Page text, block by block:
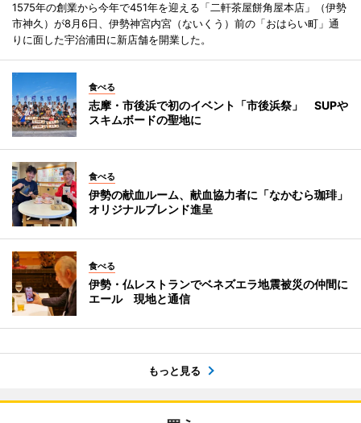
1575年の創業から今年で451年を迎える「二軒茶屋餅角屋本店」（伊勢
市神久）が8月6日、伊勢神宮内宮（ないくう）前の「おはらい町」通
りに面した宇治浦田に新店舗を開業した。
食べる
志摩・市後浜で初のイベント「市後浜祭」 SUPや
スキムボードの聖地に
食べる
伊勢の献血ルーム、献血協力者に「なかむら珈琲」
オリジナルブレンド進呈
食べる
伊勢・仏レストランでベネズエラ地震被災の仲間に
エール 現地と通信
もっと見る